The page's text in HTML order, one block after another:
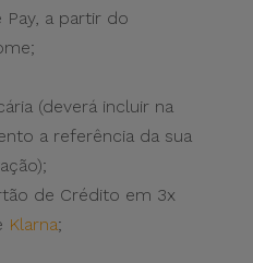
Pay, a partir do
(deverá incluir na
a referência da sua
de Crédito em 3x
Klarna;